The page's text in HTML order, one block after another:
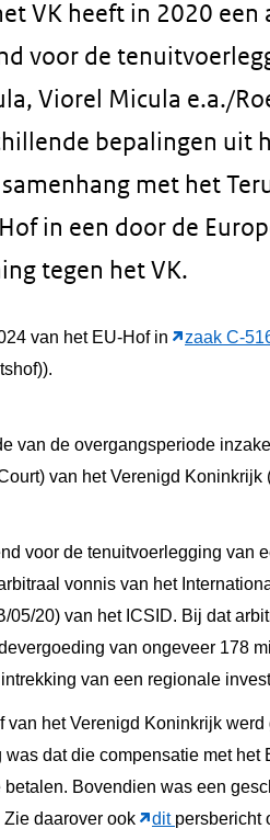
VK heeft in 2020 een
voor de
Viorel Micula e.a./
bepalingen uit
met het
in een door de
tegen het VK.
van het EU-Hof in zaak C-
van de overgangsperiode
van het Verenigd
voor de tenuitvoerlegging van
vonnis van het
05/20) van het ICSID. Bij dat
van ongeveer 178
van een regionale
van het Verenigd Koninkrijk
dat die compensatie met het
Bovendien was een
daarover ook
dit persbericht